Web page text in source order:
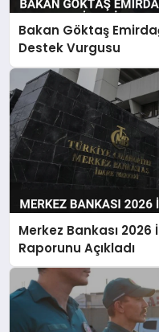
Bakan Göktaş
Destek Vurgusu
Merkez Bankası
Raporunu Açıkladı